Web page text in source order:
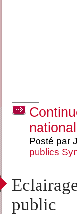
Posté par
publics
public